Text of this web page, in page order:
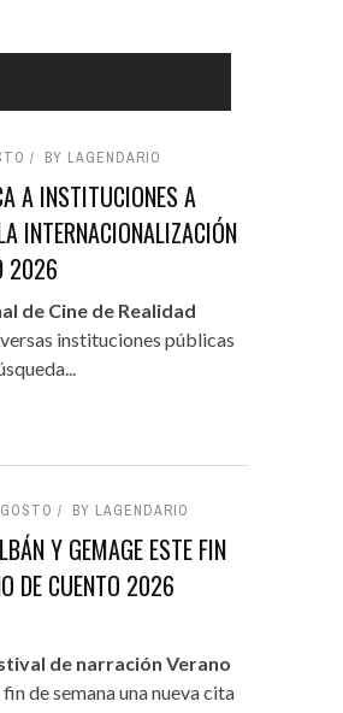
BY LAGENDARIO
A INSTITUCIONES A
INTERNACIONALIZACIÓN
2026
de Cine de Realidad
instituciones públicas
BY LAGENDARIO
Y GEMAGE ESTE FIN
DE CUENTO 2026
de narración Verano
de semana una nueva cita